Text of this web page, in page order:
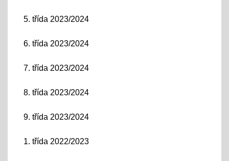
5. třída 2023/2024
6. třída 2023/2024
7. třída 2023/2024
8. třída 2023/2024
9. třída 2023/2024
1. třída 2022/2023